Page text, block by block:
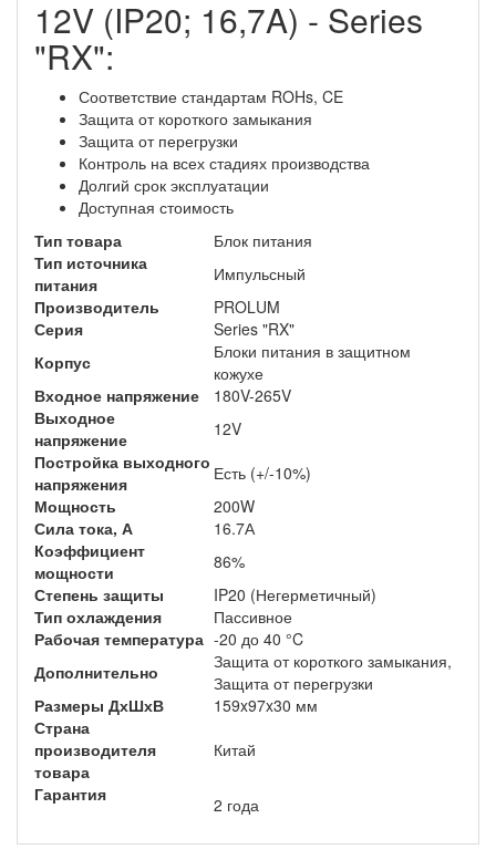
12V (IP20; 16,7A) - Series
"RX":
Соответствие стандартам ROHs, CE
Защита от короткого замыкания
Защита от перегрузки
Контроль на всех стадиях производства
Долгий срок эксплуатации
Доступная стоимость
Тип товара
Блок питания
Тип источника
питания
Импульсный
Производитель
PROLUM
Серия
Series "RX"
Корпус
Блоки питания в защитном
кожухе
Входное напряжение
180V-265V
Выходное
напряжение
12V
Постройка выходного
напряжения
Есть (+/-10%)
Мощность
200W
Сила тока, А
16.7А
Коэффициент
мощности
86%
Степень защиты
IP20 (Негерметичный)
Тип охлаждения
Пассивное
Рабочая температура -20 до 40 °C
Дополнительно
Защита от короткого замыкания,
Защита от перегрузки
Размеры ДхШхВ
159x97x30 мм
Страна
производителя
товара
Китай
Гарантия
2 года